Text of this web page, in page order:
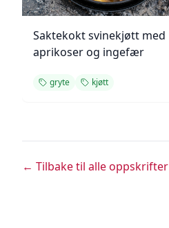
Saktekokt svinekjøtt med
aprikoser og ingefær
gryte kjøtt
← Tilbake til alle oppskrifter